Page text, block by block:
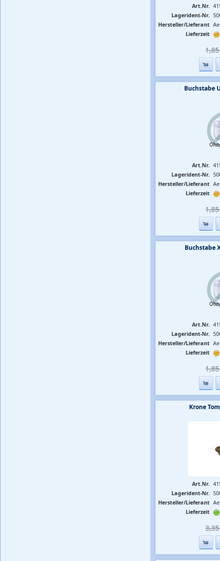
Art.Nr.
Lagerident-Nr.
Hersteller/Lieferant
Lieferzeit
1,85
Buchstabe
Art.Nr.
Lagerident-Nr.
Hersteller/Lieferant
Lieferzeit
1,85
Buchstabe
Art.Nr.
Lagerident-Nr.
Hersteller/Lieferant
Lieferzeit
1,85
Krone
Art.Nr.
Lagerident-Nr.
Hersteller/Lieferant
Lieferzeit
3,35